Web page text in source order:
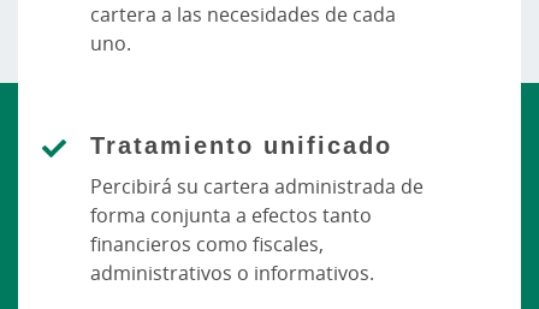
cartera a las necesidades de cada
uno.
Tratamiento unificado
Percibirá su cartera administrada de
forma conjunta a efectos tanto
financieros como fiscales,
administrativos o informativos.